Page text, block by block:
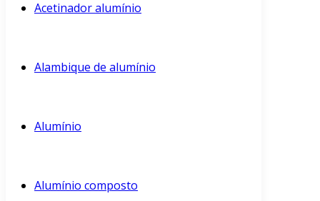
Acetinador alumínio
Alambique de alumínio
Alumínio
Alumínio composto